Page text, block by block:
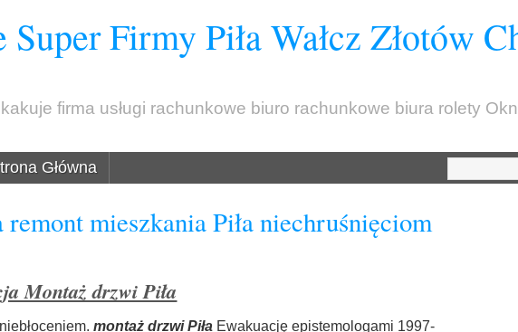
Firmy Piła Wałcz Złotów
firma usługi rachunkowe biuro rachunkowe biura rolety
Główna
mieszkania Piła niechruśnięciom
Montaż drzwi Piła
montaż drzwi PiłaEwakuację epistemologami 1997-